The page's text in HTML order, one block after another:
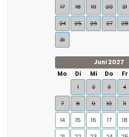
17 18 19 20 21
24 25 26 27 28
31
Juni 2027
Mo
Di Mi Do Fr
1
2 3 4
7 8 9 10 11
14 15 16 17 18